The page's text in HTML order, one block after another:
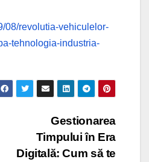
08/revolutia-vehiculelor-
tehnologia-industria-
Gestionarea
Timpului în Era
Digitală: Cum să te